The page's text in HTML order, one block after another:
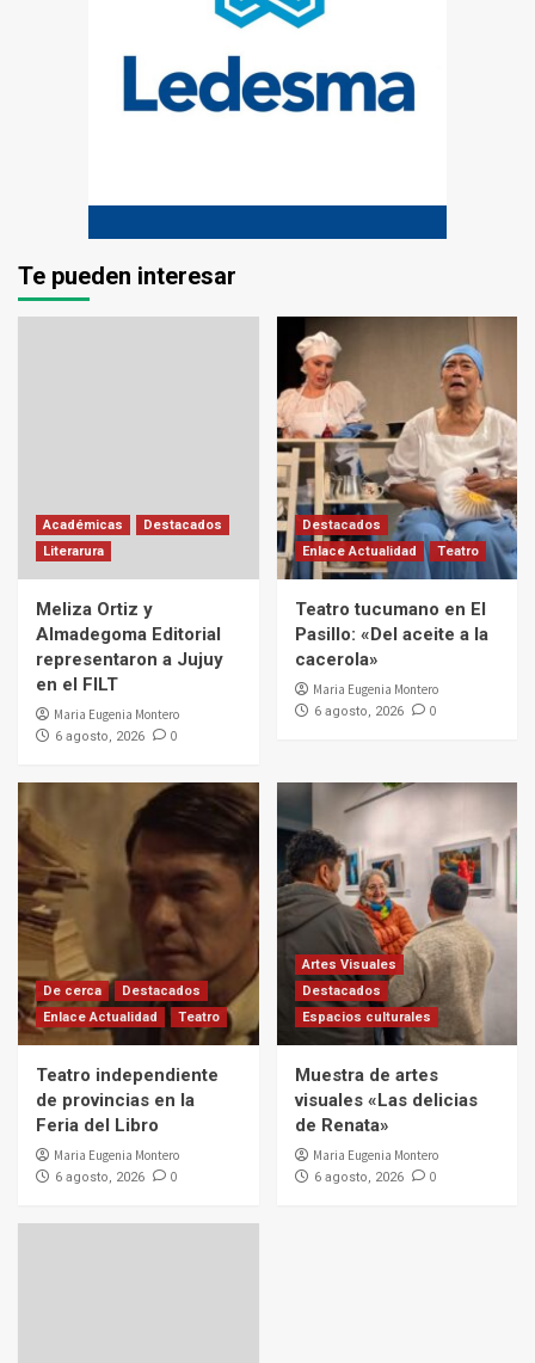
Te pueden interesar
Académicas
Destacados
Literarura
Meliza Ortiz y
Almadegoma Editorial
representaron a Jujuy
en el FILT
Maria Eugenia Montero
6 agosto, 2026 0
Destacados
Enlace Actualidad
Teatro
Teatro tucumano en El
Pasillo: «Del aceite a la
cacerola»
Maria Eugenia Montero
6 agosto, 2026 0
De cerca
Destacados
Enlace Actualidad
Teatro
Teatro independiente
de provincias en la
Feria del Libro
Maria Eugenia Montero
6 agosto, 2026 0
Artes Visuales
Destacados
Espacios culturales
Muestra de artes
visuales «Las delicias
de Renata»
Maria Eugenia Montero
6 agosto, 2026 0